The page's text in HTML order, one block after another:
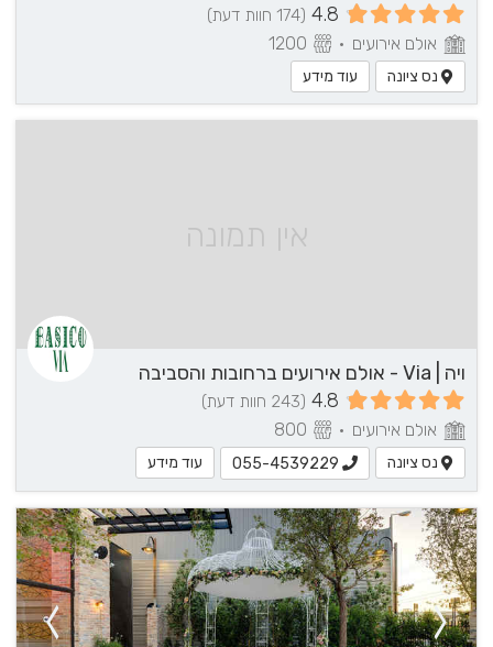
4.8 (174 חוות דעת)
אולם אירועים •
נס ציונה עוד מידע
אין תמונה
ויה | Via - אולם אירועים ברחובות והסביבה
4.8 (243 חוות דעת)
אולם אירועים •
נס ציונה 055-4539229 עוד מידע